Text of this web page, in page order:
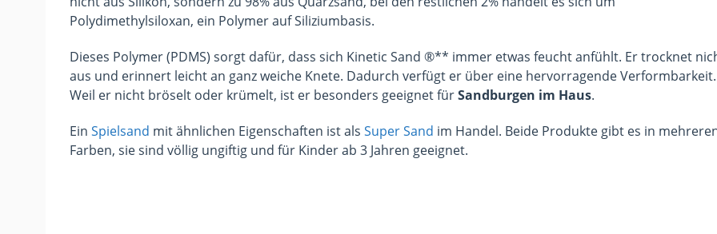
Polydimethylsiloxan, ein Polymer auf Siliziumbasis.
Dieses Polymer (PDMS) sorgt dafür, dass sich Kinetic Sand ®** immer etwas feucht anfühlt. Er trocknet
aus und erinnert leicht an ganz weiche Knete. Dadurch verfügt er über eine hervorragende Verformbarkeit.
Weil er nicht bröselt oder krümelt, ist er besonders geeignet fürSandburgen im Haus.
Ein Spielsand mit ähnlichen Eigenschaften ist als Super Sand im Handel. Beide Produkte gibt es in
Farben, sie sind völlig ungiftig und für Kinder ab 3 Jahren geeignet.